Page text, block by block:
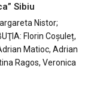
Sibiu
Nistor;
Florin Coșuleț,
Matioc, Adrian
Ragos, Veronica